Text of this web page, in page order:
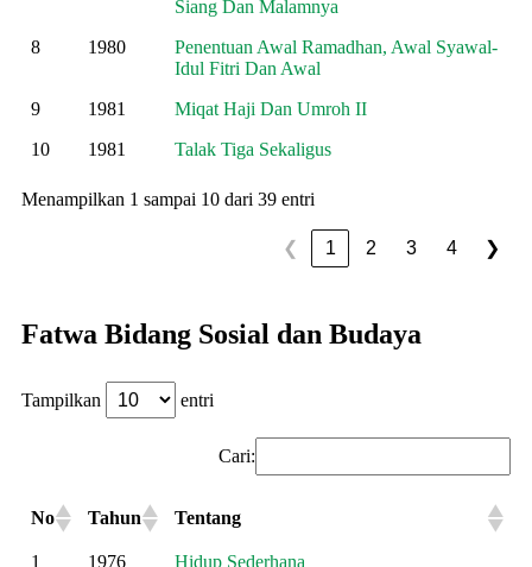
Siang Dan Malamnya
8
1980
Penentuan Awal Ramadhan, Awal Syawal-
Idul Fitri Dan Awal
9
1981
Miqat Haji Dan Umroh II
10
1981 Talak Tiga Sekaligus
Menampilkan 1 sampai 10 dari 39 entri
❮ 1 2 3 4 ❯
Fatwa Bidang Sosial dan Budaya
Tampilkan entri
Cari:
No Tahun Tentang
1 1976 Hidup Sederhana